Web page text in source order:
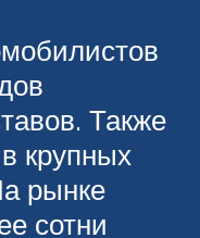
Также
крупных
рынке
сотни